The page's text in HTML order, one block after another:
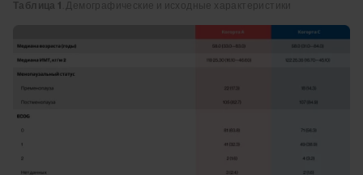
Таблица 1 . Демографические и исходные характеристики